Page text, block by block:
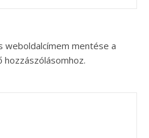
weboldalcímem mentése a